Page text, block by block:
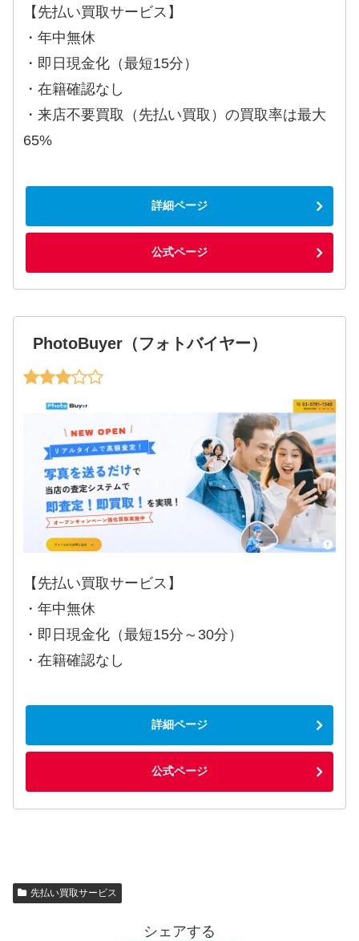
【先払い買取サービス】
・年中無休
・即日現金化（最短15分）
・在籍確認なし
・来店不要買取（先払い買取）の買取率は最大
65%
詳細ページ
公式ページ
PhotoBuyer（フォトバイヤー）
【先払い買取サービス】
・年中無休
・即日現金化（最短15分～30分）
・在籍確認なし
詳細ページ
公式ページ
先払い買取サービス
シェアする